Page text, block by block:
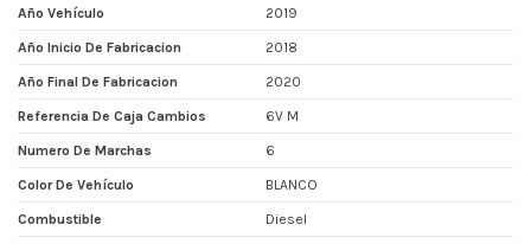
Año Vehículo 2019
Año Inicio De Fabricacion 2018
Año Final De Fabricacion 2020
Referencia De Caja Cambios 6V M
Numero De Marchas 6
Color De Vehículo BLANCO
Combustible Diesel